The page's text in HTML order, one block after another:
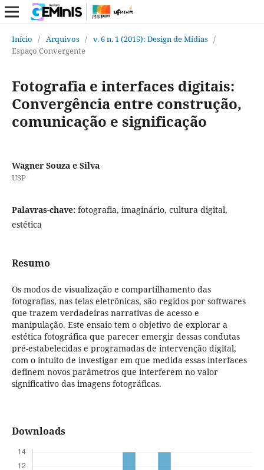
Início / Arquivos / v. 6 n. 1 (2015): Design de Mídias /
Espaço Convergente
Fotografia e interfaces digitais:
Convergência entre construção,
comunicação e significação
Wagner Souza e Silva
USP
Palavras-chave: fotografia, imaginário, cultura digital,
estética
Resumo
Os modos de visualização e compartilhamento das
fotografias, nas telas eletrônicas, são regidos por softwares
que trazem verdadeiras narrativas de acesso e
manipulação. Este ensaio tem o objetivo de explorar a
estética fotográfica que parecer emergir dessas condutas
pré-estabelecidas e programadas de intervenção digital,
com o intuito de investigar em que medida essas interfaces
definem novos parâmetros que interferem no valor
significativo das imagens fotográficas.
Downloads